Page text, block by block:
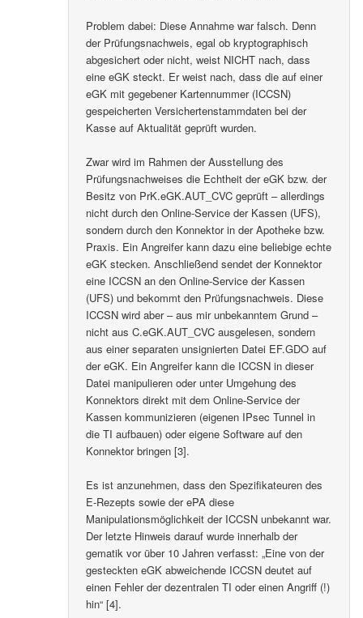
Problem dabei: Diese Annahme war falsch. Denn
der Prüfungsnachweis, egal ob kryptographisch
abgesichert oder nicht, weist NICHT nach, dass
eine eGK steckt. Er weist nach, dass die auf einer
eGK mit gegebener Kartennummer (ICCSN)
gespeicherten Versichertenstammdaten bei der
Kasse auf Aktualität geprüft wurden.
Zwar wird im Rahmen der Ausstellung des
Prüfungsnachweises die Echtheit der eGK bzw. der
Besitz von PrK.eGK.AUT_CVC geprüft – allerdings
nicht durch den Online-Service der Kassen (UFS),
sondern durch den Konnektor in der Apotheke bzw.
Praxis. Ein Angreifer kann dazu eine beliebige echte
eGK stecken. Anschließend sendet der Konnektor
eine ICCSN an den Online-Service der Kassen
(UFS) und bekommt den Prüfungsnachweis. Diese
ICCSN wird aber – aus mir unbekanntem Grund –
nicht aus C.eGK.AUT_CVC ausgelesen, sondern
aus einer separaten unsignierten Datei EF.GDO auf
der eGK. Ein Angreifer kann die ICCSN in dieser
Datei manipulieren oder unter Umgehung des
Konnektors direkt mit dem Online-Service der
Kassen kommunizieren (eigenen IPsec Tunnel in
die TI aufbauen) oder eigene Software auf den
Konnektor bringen [3].
Es ist anzunehmen, dass den Spezifikateuren des
E-Rezepts sowie der ePA diese
Manipulationsmöglichkeit der ICCSN unbekannt war.
Der letzte Hinweis darauf wurde innerhalb der
gematik vor über 10 Jahren verfasst: „Eine von der
gesteckten eGK abweichende ICCSN deutet auf
einen Fehler der dezentralen TI oder einen Angriff (!)
hin“ [4].